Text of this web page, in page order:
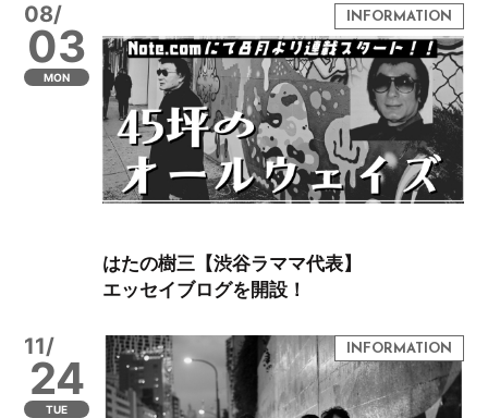
08/
03
MON
はたの樹三【渋谷ラママ代表】
エッセイブログを開設！
11/
24
TUE